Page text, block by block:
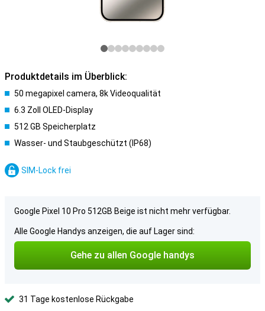
Produktdetails im Überblick:
50 megapixel camera, 8k Videoqualität
6.3 Zoll OLED-Display
512 GB Speicherplatz
Wasser- und Staubgeschützt (IP68)
SIM-Lock frei
Google Pixel 10 Pro 512GB Beige ist nicht mehr verfügbar.
Alle Google Handys anzeigen, die auf Lager sind:
Gehe zu allen Google handys
31 Tage kostenlose Rückgabe